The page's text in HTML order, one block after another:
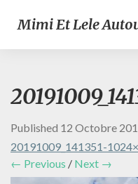
Mimi Et Lele
Published 12 Octobre
20191009_141351-
← Previous / Next →